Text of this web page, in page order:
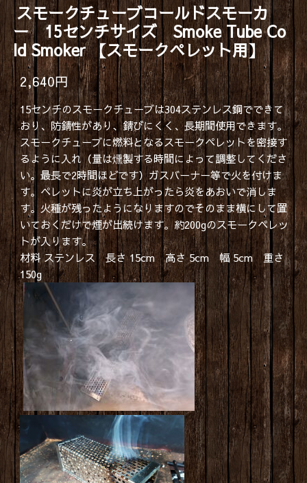
スモークチューブコールドスモーカ
ー 15センチサイズ Smoke Tube Co
ld Smoker 【スモークペレット用】
2,640円
15センチのスモークチューブは304ステンレス鋼でできて
おり、防錆性があり、錆びにくく、長期間使用できます。
スモークチューブに燃料となるスモークペレットを密接す
るように入れ（量は燻製する時間によって調整してくださ
い。最長で2時間ほどです）ガスバーナー等で火を付けま
す。ペレットに炎が立ち上がったら炎をあおいで消しま
す。火種が残ったようになりますのでそのまま横にして置
いておくだけで煙が出続けます。約200gのスモークペレッ
トが入ります。
材料 ステンレス 長さ 15cm 高さ 5cm 幅 5cm 重さ
150g